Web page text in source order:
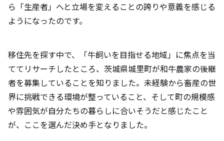
今後の展望や目標があれば教えてくださ
い。
今後地域おこし協力隊を目指す人にアドバ
イスをお願いします。
ら「生産者」へと立場を変えることの誇りや意義を感じる
ようになったのです。
移住先を探す中で、「牛飼いを目指せる地域」に焦点を当
ててリサーチしたところ、茨城県城里町が和牛農家の後継
者を募集していることを知りました。未経験から畜産の世
界に挑戦できる環境が整っていること、そして町の規模感
や雰囲気が自分たちの暮らしに合いそうだと感じたこと
が、ここを選んだ決め手となりました。